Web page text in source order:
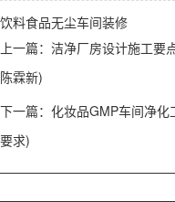
饮料食品无尘车间装修
上一篇： 洁净厂房设计施工要
陈霖新)
下一篇： 化妆品GMP车间净
要求)